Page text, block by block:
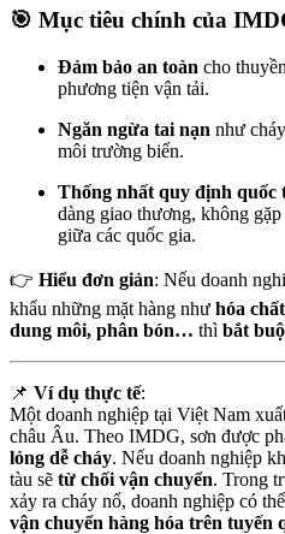
🎯 Mục tiêu chính của
Đảm bảo an toàn cho
phương tiện vận tải.
Ngăn ngừa tai nạn như
môi trường biển.
Thống nhất quy định quốc
dàng giao thương, không
giữa các quốc gia.
👉 Hiểu đơn giản: Nếu doanh
khẩu những mặt hàng như hóa
dung môi, phân bón… thì bắt
📌 Ví dụ thực tế:
Một doanh nghiệp tại Việt Nam
châu Âu. Theo IMDG, sơn được
lỏng dễ cháy. Nếu doanh nghiệp
tàu sẽ từ chối vận chuyển. Trong
xảy ra cháy nổ, doanh nghiệp có
vận chuyển hàng hóa trên tuyến